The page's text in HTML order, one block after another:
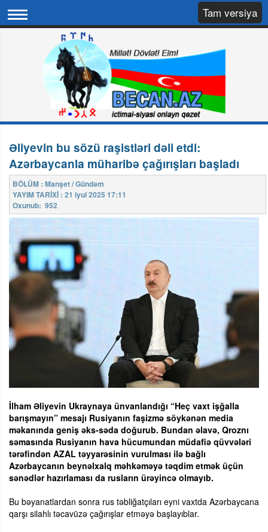
Tam versiya
Əliyevin bu sözü raşistləri dəli etdi:
Azərbaycanla müharibə çağırışları başladı
BÖLÜM : Manşet / Gündəm
YAYIM TARİXİ : 21 iyul 2025 17:11
Oxunub: 952
İlham Əliyevin Ukraynaya ünvanlandığı “Heç vaxt işğalla
barışmayın” mesajı Rusiyanın faşizmə söykənən media
məkanında geniş əks-səda doğurub. Bundan əlavə, Qroznı
səmasında Rusiyanın hava hücumundan müdafiə qüvvələri
tərəfindən AZAL təyyarəsinin vurulması ilə bağlı
Azərbaycanın beynəlxalq məhkəməyə təqdim etmək üçün
sənədlər hazırlaması da rusların ürəyincə olmayıb.
Bu bəyanatlardan sonra rus təbliğatçıları eyni vaxtda Azərbaycana
qarşı silahlı təcavüzə çağırışlar etməyə başlayıblar.